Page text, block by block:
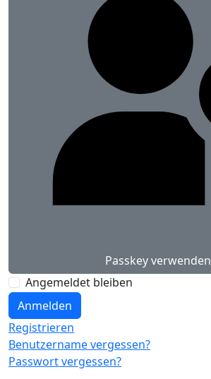
Passkey verwenden
Angemeldet bleiben
Anmelden
Registrieren
Benutzername vergessen?
Passwort vergessen?